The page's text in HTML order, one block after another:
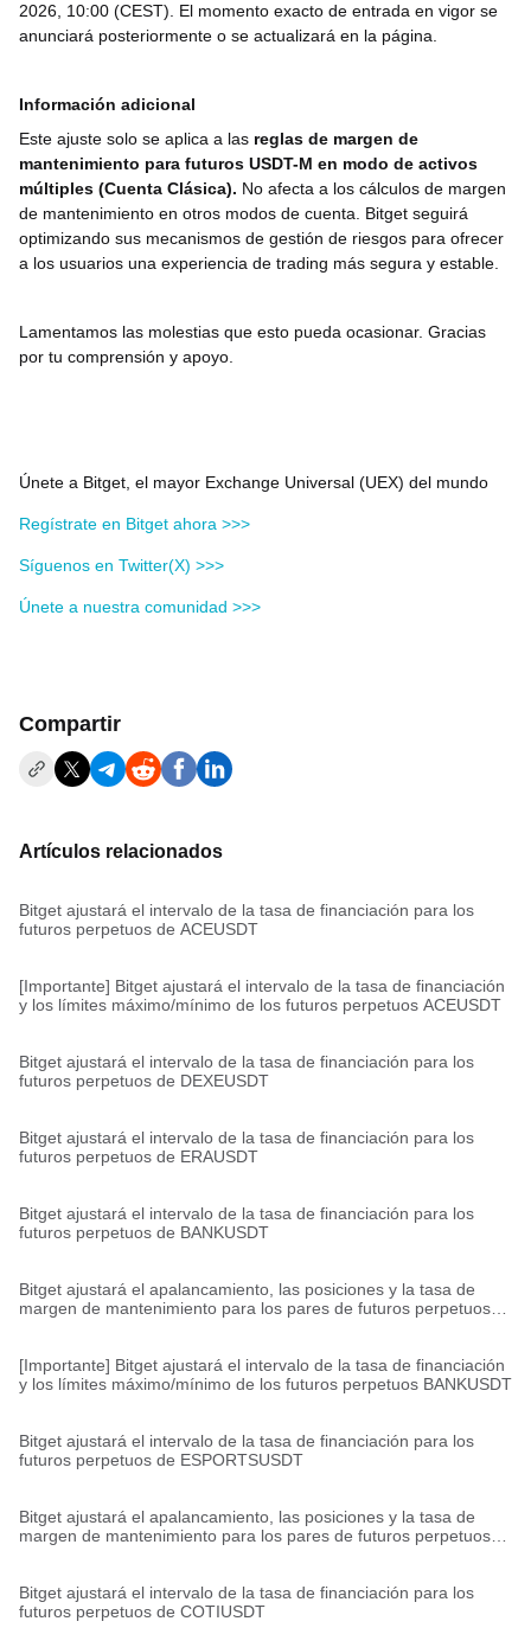
2026, 10:00 (CEST). El momento exacto de entrada en vigor se
anunciará posteriormente o se actualizará en la página.
Información adicional
Este ajuste solo se aplica a las reglas de margen de
mantenimiento para futuros USDT-M en modo de activos
múltiples (Cuenta Clásica). No afecta a los cálculos de margen
de mantenimiento en otros modos de cuenta. Bitget seguirá
optimizando sus mecanismos de gestión de riesgos para ofrecer
a los usuarios una experiencia de trading más segura y estable.
Lamentamos las molestias que esto pueda ocasionar. Gracias
por tu comprensión y apoyo.
Únete a Bitget, el mayor Exchange Universal (UEX) del mundo
Regístrate en Bitget ahora >>>
Síguenos en Twitter(X) >>>
Únete a nuestra comunidad >>>
Compartir
Artículos relacionados
Bitget ajustará el intervalo de la tasa de financiación para los
futuros perpetuos de ACEUSDT
[Importante] Bitget ajustará el intervalo de la tasa de financiación
y los límites máximo/mínimo de los futuros perpetuos ACEUSDT
Bitget ajustará el intervalo de la tasa de financiación para los
futuros perpetuos de DEXEUSDT
Bitget ajustará el intervalo de la tasa de financiación para los
futuros perpetuos de ERAUSDT
Bitget ajustará el intervalo de la tasa de financiación para los
futuros perpetuos de BANKUSDT
Bitget ajustará el apalancamiento, las posiciones y la tasa de
margen de mantenimiento para los pares de futuros perpetuos
[Importante] Bitget ajustará el intervalo de la tasa de financiación
y los límites máximo/mínimo de los futuros perpetuos BANKUSDT
Bitget ajustará el intervalo de la tasa de financiación para los
futuros perpetuos de ESPORTSUSDT
Bitget ajustará el apalancamiento, las posiciones y la tasa de
margen de mantenimiento para los pares de futuros perpetuos
Bitget ajustará el intervalo de la tasa de financiación para los
futuros perpetuos de COTIUSDT